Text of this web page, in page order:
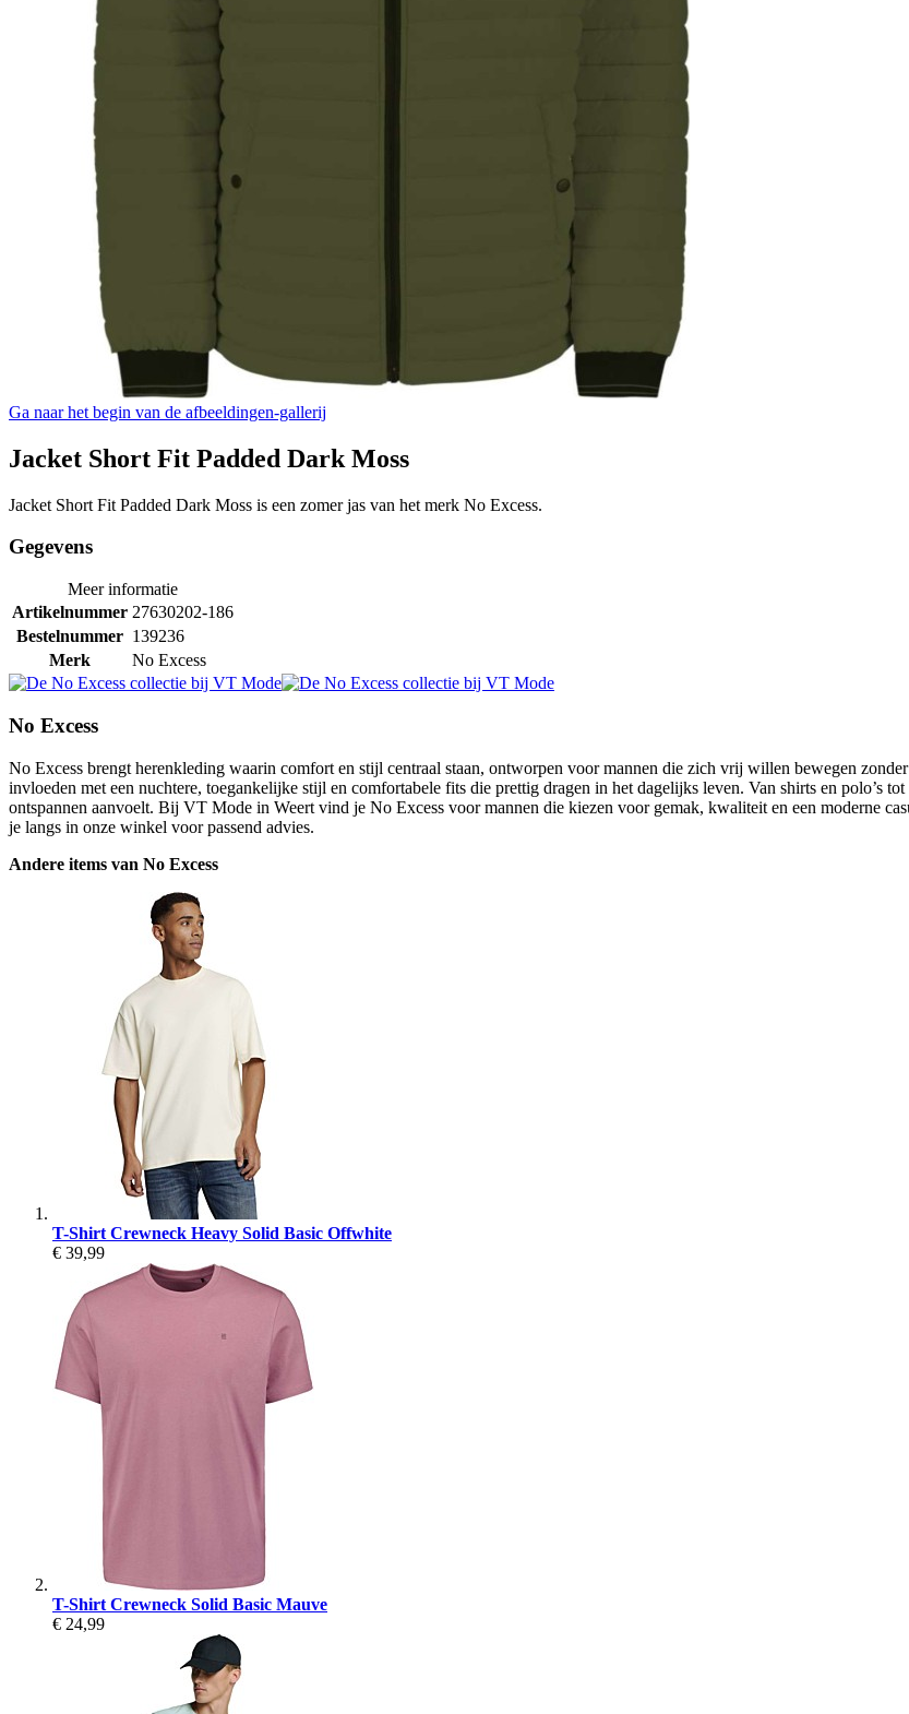
Ga naar het begin van de afbeeldingen-gallerij
Jacket Short Fit Padded Dark Moss
Jacket Short Fit Padded Dark Moss is een zomer jas van het merk No Excess.
Gegevens
Meer informatie
Artikelnummer 27630202-186
Bestelnummer 139236
Merk
No Excess
No Excess
No Excess brengt herenkleding waarin comfort en stijl centraal staan, ontworpen voor mannen die zich vrij willen bewegen
invloeden met een nuchtere, toegankelijke stijl en comfortabele fits die prettig dragen in het dagelijks leven. Van shirts en polo’s
ontspannen aanvoelt. Bij VT Mode in Weert vind je No Excess voor mannen die kiezen voor gemak, kwaliteit en een moderne
je langs in onze winkel voor passend advies.
Andere items van No Excess
T-Shirt Crewneck Heavy Solid Basic Offwhite
€ 39,99
T-Shirt Crewneck Solid Basic Mauve
€ 24,99